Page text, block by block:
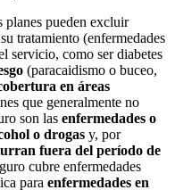
planes pueden excluir
tratamiento (enfermedades
servicio, como ser diabetes
(paracaidismo o buceo,
en áreas
que generalmente no
son las enfermedades o
o drogas y, por
fuera del período de
cubre enfermedades
para enfermedades en